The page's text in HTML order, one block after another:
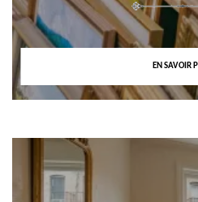
EN SAVOIR